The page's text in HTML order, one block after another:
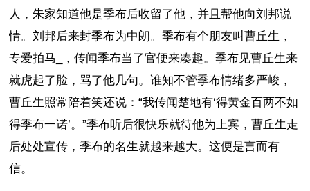
人，朱家知道他是季布后收留了他，并且帮他向刘邦说
情。刘邦后来封季布为中朗。季布有个朋友叫曹丘生，
专爱拍马_，传闻季布当了官便来凑趣。季布见曹丘生来
就虎起了脸，骂了他几句。谁知不管季布情绪多严峻，
曹丘生照常陪着笑还说：“我传闻楚地有‘得黄金百两不如
得季布一诺’。”季布听后很快乐就待他为上宾，曹丘生走
后处处宣传，季布的名生就越来越大。这便是言而有
信。